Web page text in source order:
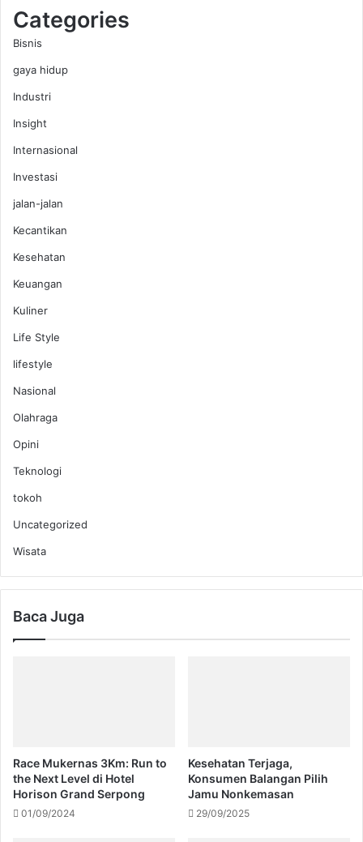
Categories
Bisnis
gaya hidup
Industri
Insight
Internasional
Investasi
jalan-jalan
Kecantikan
Kesehatan
Keuangan
Kuliner
Life Style
lifestyle
Nasional
Olahraga
Opini
Teknologi
tokoh
Uncategorized
Wisata
Baca Juga
Race Mukernas 3Km: Run to
the Next Level di Hotel
Horison Grand Serpong
01/09/2024
Kesehatan Terjaga,
Konsumen Balangan Pilih
Jamu Nonkemasan
29/09/2025